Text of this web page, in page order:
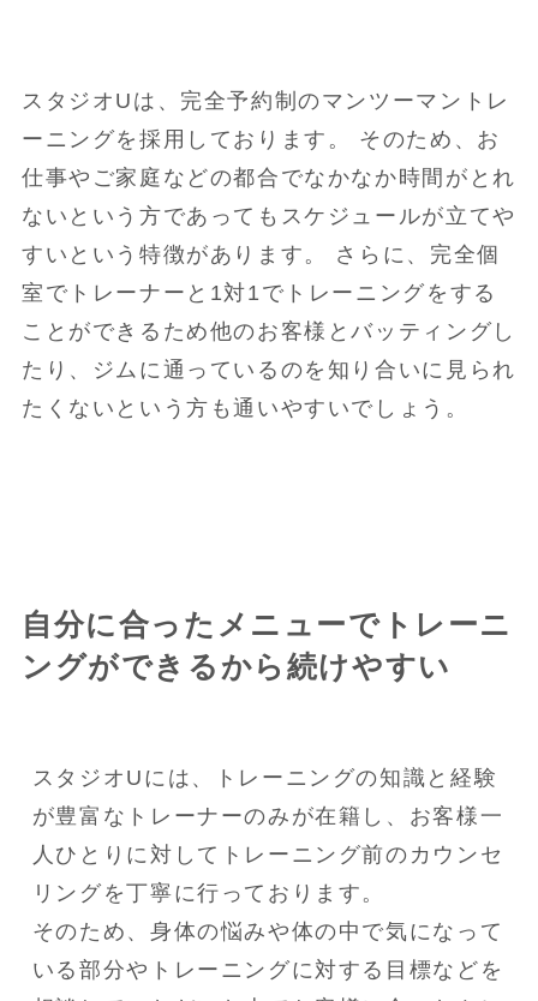
スタジオUは、完全予約制のマンツーマントレ
ーニングを採用しております。 そのため、お
仕事やご家庭などの都合でなかなか時間がとれ
ないという方であってもスケジュールが立てや
すいという特徴があります。 さらに、完全個
室でトレーナーと1対1でトレーニングをする
ことができるため他のお客様とバッティングし
たり、ジムに通っているのを知り合いに見られ
たくないという方も通いやすいでしょう。
自分に合ったメニューでトレーニ
ングができるから続けやすい
スタジオUには、トレーニングの知識と経験
が豊富なトレーナーのみが在籍し、お客様一
人ひとりに対してトレーニング前のカウンセ
リングを丁寧に行っております。
そのため、身体の悩みや体の中で気になって
いる部分やトレーニングに対する目標などを